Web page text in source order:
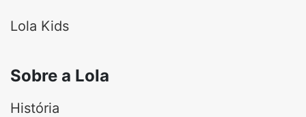
Lola Kids
Sobre a Lola
História